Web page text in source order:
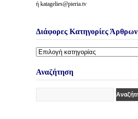
ή katagelies@pieria.tv
Διάφορες Κατηγορίες Άρθρων
Διάφορες
Άρθρων
Αναζήτηση